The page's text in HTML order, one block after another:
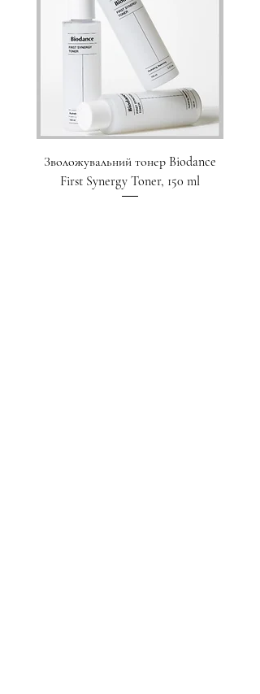
Зволожувальний тонер Biodance
First Synergy Toner, 150 ml